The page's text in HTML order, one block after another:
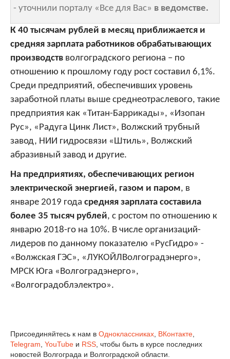
- уточнили порталу «Все для Вас» в ведомстве.
К 40 тысячам рублей в месяц приближается и
средняя зарплата работников обрабатывающих
производств волгоградского региона – по
отношению к прошлому году рост составил 6,1%.
Среди предприятий, обеспечивших уровень
заработной платы выше среднеотраслевого, такие
предприятия как «Титан-Баррикады», «Изопан
Рус», «Радуга Цинк Лист», Волжский трубный
завод, НИИ гидросвязи «Штиль», Волжский
абразивный завод и другие.
На предприятиях, обеспечивающих регион
электрической энергией, газом и паром, в
январе 2019 года средняя зарплата составила
более 35 тысяч рублей, с ростом по отношению к
январю 2018-го на 10%. В числе организаций-
лидеров по данному показателю «РусГидро» -
«Волжская ГЭС», «ЛУКОЙЛВолгоградэнерго»,
МРСК Юга «Волгоградэнерго»,
«Волгоградоблэлектро».
Присоединяйтесь к нам в Одноклассниках ВКонтакте
Telegram YouTube и RSS , чтобы быть в курсе последних
новостей Волгограда и Волгоградской области.